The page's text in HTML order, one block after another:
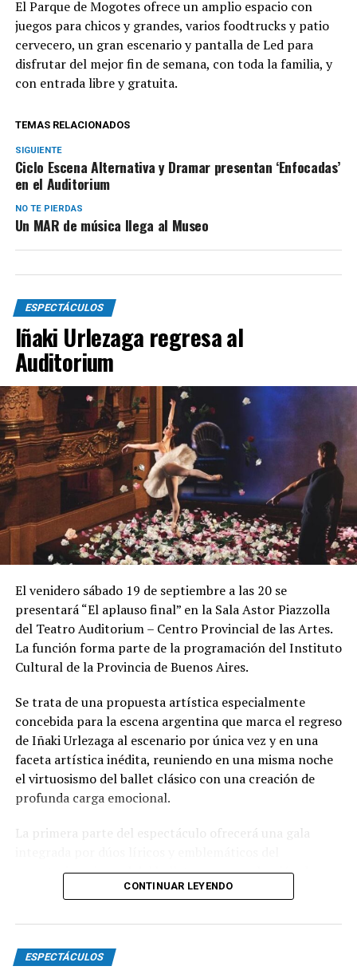
El Parque de Mogotes ofrece un amplio espacio con
juegos para chicos y grandes, varios foodtrucks y patio
cervecero, un gran escenario y pantalla de Led para
disfrutar del mejor fin de semana, con toda la familia, y
con entrada libre y gratuita.
TEMAS RELACIONADOS
SIGUIENTE
Ciclo Escena Alternativa y Dramar presentan ‘Enfocadas’
en el Auditorium
NO TE PIERDAS
Un MAR de música llega al Museo
ESPECTÁCULOS
Iñaki Urlezaga regresa al
Auditorium
El venidero sábado 19 de septiembre a las 20 se
presentará “El aplauso final” en la Sala Astor Piazzolla
del Teatro Auditorium – Centro Provincial de las Artes.
La función forma parte de la programación del Instituto
Cultural de la Provincia de Buenos Aires.
Se trata de una propuesta artística especialmente
concebida para la escena argentina que marca el regreso
de Iñaki Urlezaga al escenario por única vez y en una
faceta artística inédita, reuniendo en una misma noche
el virtuosismo del ballet clásico con una creación de
profunda carga emocional.
La primera parte del espectáculo ofrecerá una gala
repertorio universal del ballet, con una selección de
grandes clásicos que ponen en valor la excelencia
En la segunda parte llegará
que da nombre al espectáculo. La pieza aborda, con
CONTINUAR LEYENDO
ESPECTÁCULOS